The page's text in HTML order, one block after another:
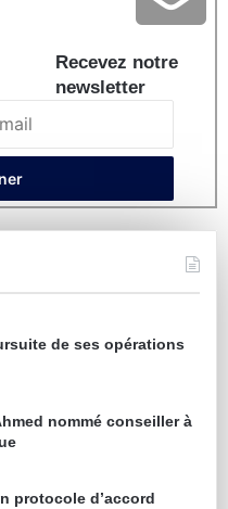
Recevez notre
newsletter
de ses opérations
nommé conseiller à
protocole d’accord